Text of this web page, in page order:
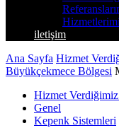
iletişim
Ana Sayfa Hizmet
Büyükçekmece Bölgesi
Hizmet
Genel
Kepenk Sistemleri